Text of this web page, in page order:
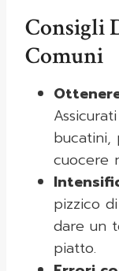
Consigli
Comuni
bucatini,
cuocere
pizzico
dare un
piatto.